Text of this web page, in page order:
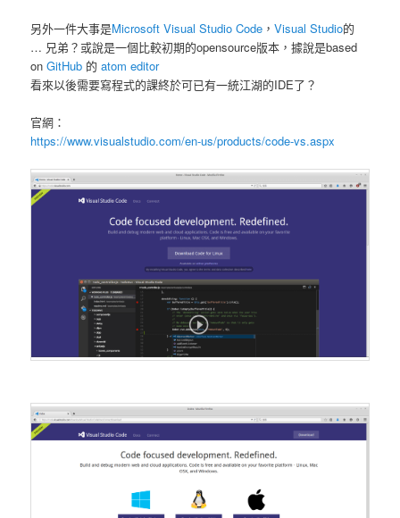
另外一件大事是Microsoft Visual Studio Code ，Visual Studio的
… 兄弟？或說是一個比較初期的opensource版本，據說是based
onGitHub 的atom editor
看來以後需要寫程式的課終於可已有一統江湖的IDE了？
官網：
https://www.visualstudio.com/en-us/products/code-vs.aspx